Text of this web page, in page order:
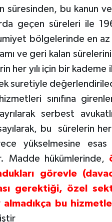
süresinden, bu kanun
geçen süreleri ile
bölgelerinde en az 3
ve geri kalan
her yılı için bir kademe
suretiyle
sınıfına
serbest
bu sürelerin her
yükselmesine esas
Madde hükümlerinde,
görevle
gerektiği, özel
bu